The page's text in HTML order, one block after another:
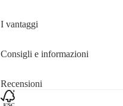
I vantaggi
Consigli e informazioni
Recensioni